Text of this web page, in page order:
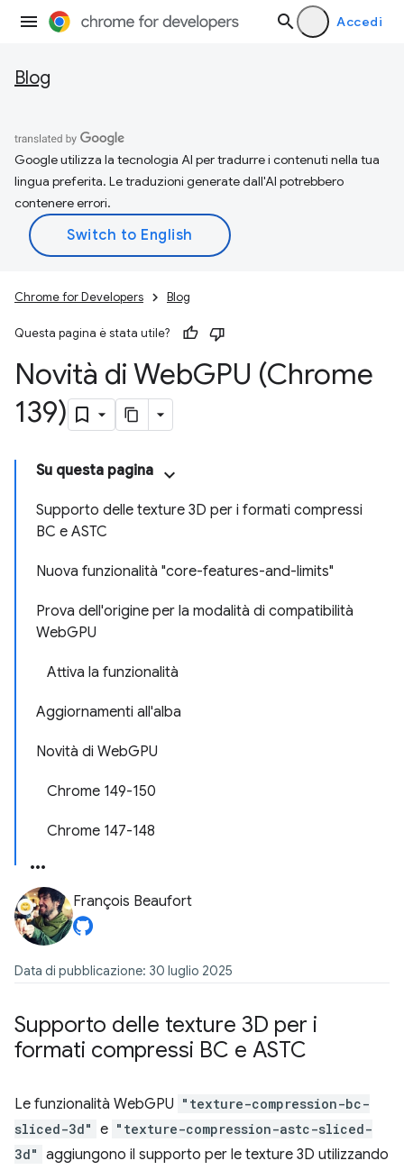
Accedi
Blog
Google utilizza la tecnologia AI per tradurre i contenuti nella tua
lingua preferita. Le traduzioni generate dall'AI potrebbero
contenere errori.
Chrome for Developers Blog
Questa pagina è stata utile?
Novità di WebGPU (Chrome
139)
Su questa pagina
Supporto delle texture 3D per i formati compressi
BC e ASTC
Nuova funzionalità "core-features-and-limits"
Prova dell'origine per la modalità di compatibilità
WebGPU
Attiva la funzionalità
Aggiornamenti all'alba
Novità di WebGPU
Chrome 149-150
Chrome 147-148
François Beaufort
Data di pubblicazione: 30 luglio 2025
Supporto delle texture 3D per i
formati compressi BC e ASTC
Le funzionalità WebGPU "texture-compression-bc-
sliced-3d" e "texture-compression-astc-sliced-
3d" aggiungono il supporto per le texture 3D utilizzando